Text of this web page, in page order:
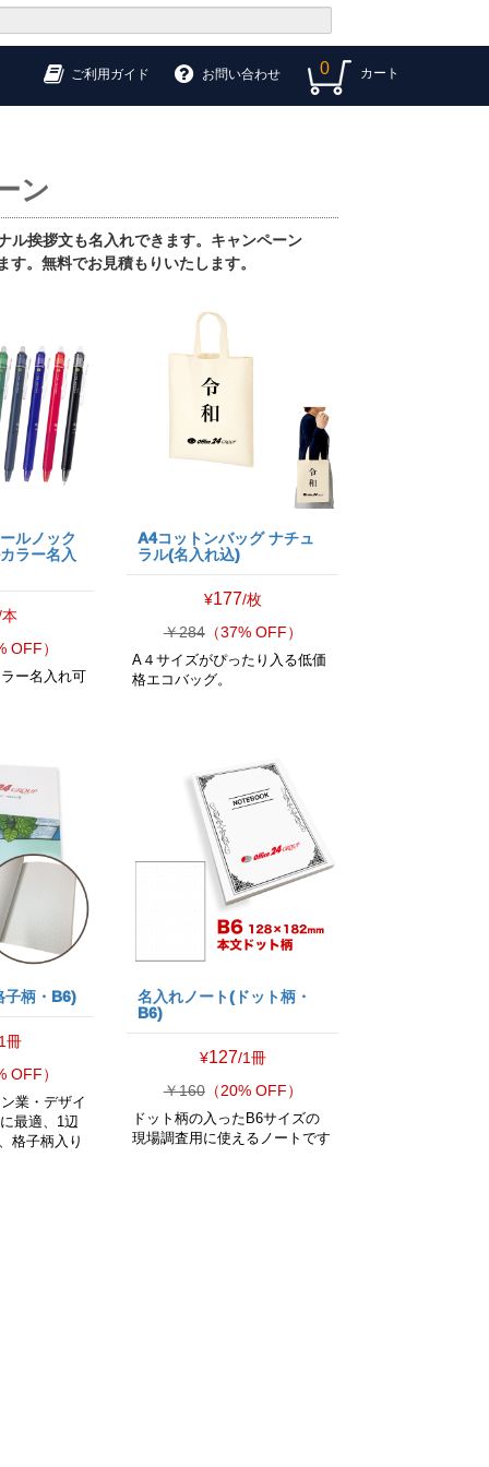
0 カート
お問い合わせ
ご利用ガイド
ン
ル挨拶文も名入れできます。キャンペーン
。無料でお見積もりいたします。
ルノック
ラー名入
OFF）
ー名入れ可
A4コットンバッグ ナチュ
ラル(名入れ込)
¥177/枚
￥284（37% OFF）
A４サイズがぴったり入る低価
格エコバッグ。
子柄・B6)
冊
OFF）
業・デザイ
最適、1辺
格子柄入り
名入れノート(ドット柄・
B6)
¥127/1冊
￥160（20% OFF）
ドット柄の入ったB6サイズの
現場調査用に使えるノートです